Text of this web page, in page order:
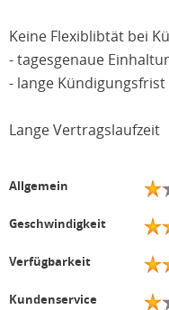
Keine Flexiblibtät bei
- tagesgenaue
- lange Kündigungsfrist
Lange Vertragslaufzeit
Allgemein
Geschwindigkeit
Verfügbarkeit
Kundenservice